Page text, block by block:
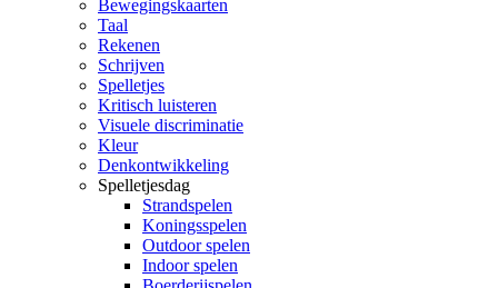
Bewegingskaarten
Taal
Rekenen
Schrijven
Spelletjes
Kritisch luisteren
Visuele discriminatie
Kleur
Denkontwikkeling
Spelletjesdag
Strandspelen
Koningsspelen
Outdoor spelen
Indoor spelen